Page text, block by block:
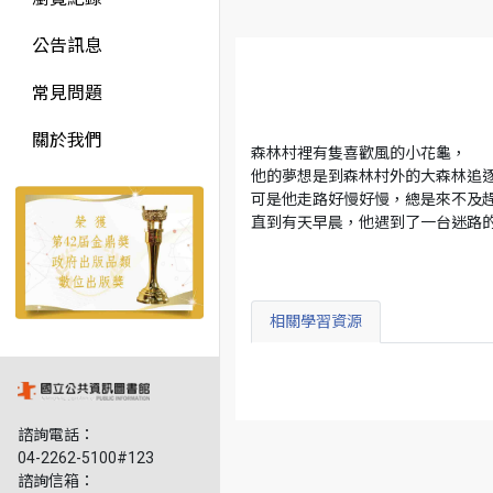
公告訊息
常見問題
關於我們
諮詢電話：
04-2262-5100#123
諮詢信箱：
森林村裡有隻喜歡風的小花龜，
他的夢想是到森林村外的大森林追
可是他走路好慢好慢，總是來不及
直到有天早晨，他遇到了一台迷路
相關學習資源